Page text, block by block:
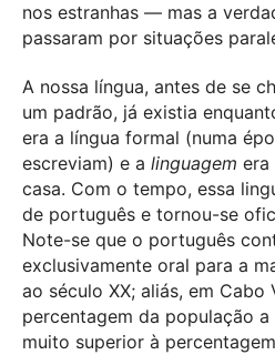
nos estranhas — mas a
passaram por situações
A nossa língua, antes de se
um padrão, já existia
era a língua formal (numa
escreviam) e a linguagem era
casa. Com o tempo, essa
de português e tornou-se
Note-se que o português
exclusivamente oral para a
ao século XX; aliás, em Cabo
percentagem da população
muito superior à